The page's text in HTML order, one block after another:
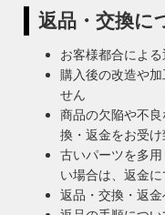
返品・交換に
お客様都合によ
購入後の改造や
せん
商品の欠陥や不
換・返金をお受
古いパーツを多
い場合は、返金
返品・交換・返金